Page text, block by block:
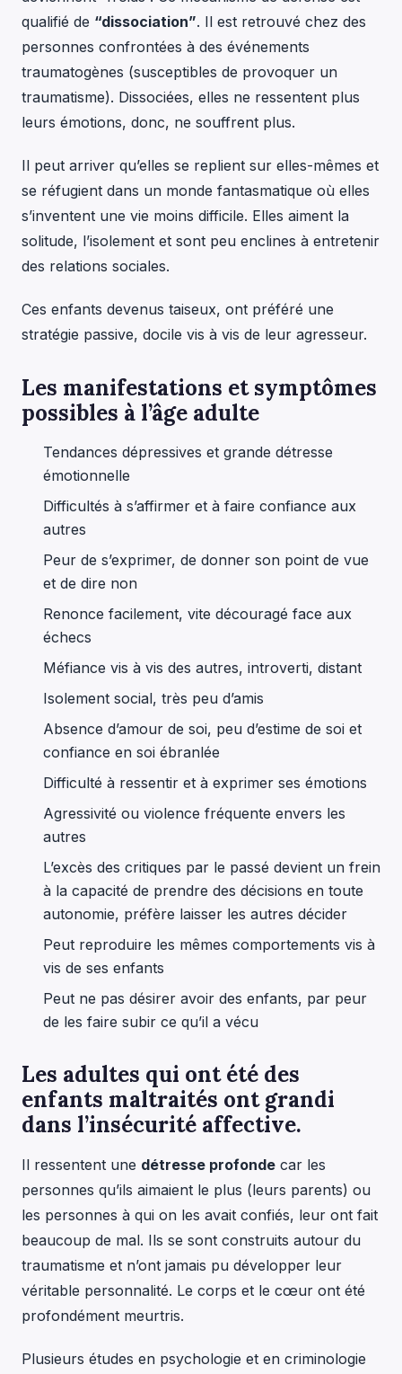
qualifié de “dissociation”. Il est retrouvé chez des
personnes confrontées à des événements
traumatogènes (susceptibles de provoquer un
traumatisme). Dissociées, elles ne ressentent plus
leurs émotions, donc, ne souffrent plus.
Il peut arriver qu’elles se replient sur elles-mêmes et
se réfugient dans un monde fantasmatique où elles
s’inventent une vie moins difficile. Elles aiment la
solitude, l’isolement et sont peu enclines à entretenir
des relations sociales.
Ces enfants devenus taiseux, ont préféré une
stratégie passive, docile vis à vis de leur agresseur.
Les manifestations et symptômes
possibles à l’âge adulte
Tendances dépressives et grande détresse
émotionnelle
Difficultés à s’affirmer et à faire confiance aux
autres
Peur de s’exprimer, de donner son point de vue
et de dire non
Renonce facilement, vite découragé face aux
échecs
Méfiance vis à vis des autres, introverti, distant
Isolement social, très peu d’amis
Absence d’amour de soi, peu d’estime de soi et
confiance en soi ébranlée
Difficulté à ressentir et à exprimer ses émotions
Agressivité ou violence fréquente envers les
autres
L’excès des critiques par le passé devient un frein
à la capacité de prendre des décisions en toute
autonomie, préfère laisser les autres décider
Peut reproduire les mêmes comportements vis à
vis de ses enfants
Peut ne pas désirer avoir des enfants, par peur
de les faire subir ce qu’il a vécu
Les adultes qui ont été des
enfants maltraités ont grandi
dans l’insécurité affective.
Il ressentent une détresse profonde car les
personnes qu’ils aimaient le plus (leurs parents) ou
les personnes à qui on les avait confiés, leur ont fait
beaucoup de mal. Ils se sont construits autour du
traumatisme et n’ont jamais pu développer leur
véritable personnalité. Le corps et le cœur ont été
profondément meurtris.
Plusieurs études en psychologie et en criminologie